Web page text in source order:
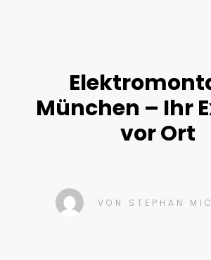
München – Ihr
vor Ort
VON STEPHAN